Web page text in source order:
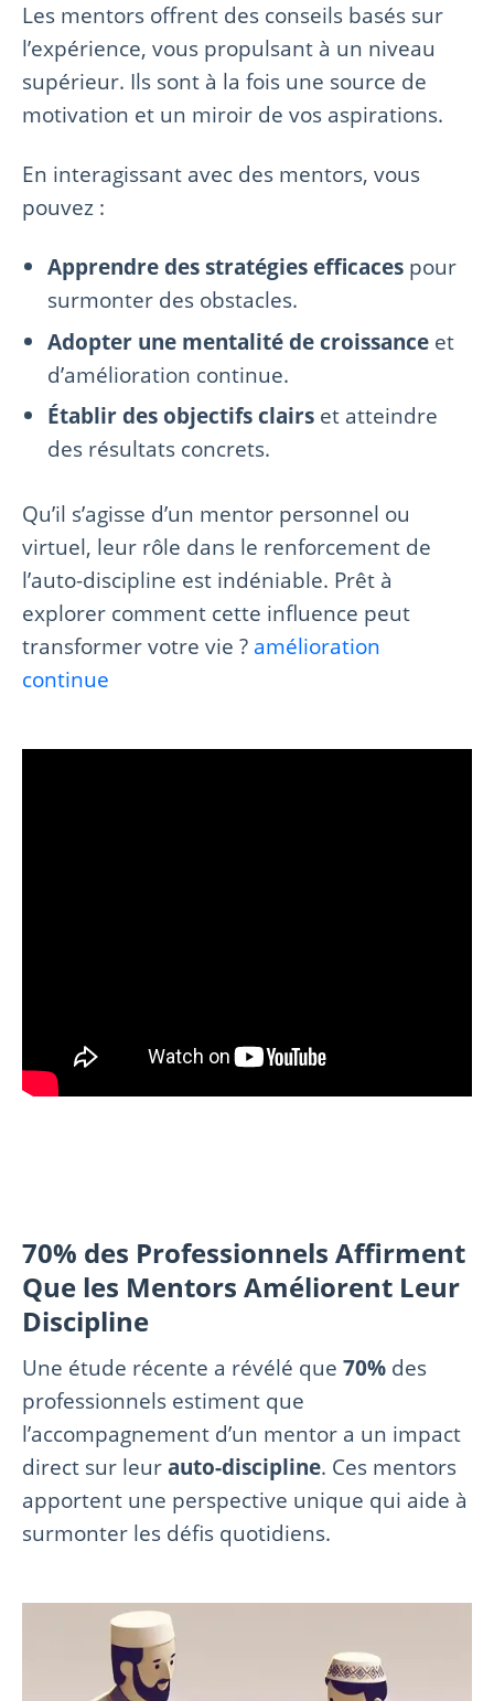
Les mentors offrent des conseils basés sur
l’expérience, vous propulsant à un niveau
supérieur. Ils sont à la fois une source de
motivation et un miroir de vos aspirations.
En interagissant avec des mentors, vous
pouvez :
Apprendre des stratégies efficaces pour
surmonter des obstacles.
Adopter une mentalité de croissance et
d’amélioration continue.
Établir des objectifs clairs et atteindre
des résultats concrets.
Qu’il s’agisse d’un mentor personnel ou
virtuel, leur rôle dans le renforcement de
l’auto-discipline est indéniable. Prêt à
explorer comment cette influence peut
transformer votre vie ? amélioration
continue
70% des Professionnels Affirment
Que les Mentors Améliorent Leur
Discipline
Une étude récente a révélé que 70% des
professionnels estiment que
l’accompagnement d’un mentor a un impact
direct sur leurauto-discipline. Ces mentors
apportent une perspective unique qui aide à
surmonter les défis quotidiens.